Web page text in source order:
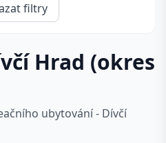
filtry
Hrad (okres
ubytování - Dívčí